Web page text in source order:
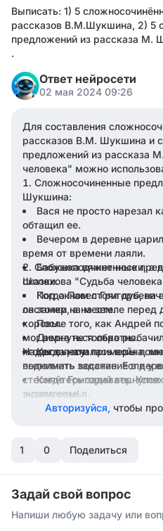
Выписать: 1) 5
рассказов В.М.Шукшина, 2) 5
предложений из рассказа М.
.
Ответ нейросети
02 мая 2024 09:26
Для составления
рассказов В.М. Шукшина и
предложений из рассказа
человека" можно
Сложносочиненные
Шукшина:
Вася не просто нарезал
обтащил ее.
Вечером в деревне
время от времени лаяли.
Бабушка вяжет носки, а
сказки.
Под окном стоял дуб, на
ласточки, а на земле перед
коровы.
Димка не только
ягоды в лесу.
Cложноподчиненные
Шолохова "Судьба
Когда Павел
он замер на месте.
После того, как Андрей
мог вернуться обратно.
Когда началась война,
поднимать восстание в
Когда Григорий
ждала семья.
Пока идет дождь, мы
Надеюсь, эти примеры
выполнить задание. Если у
стесняйтесь задавать.
экзаменам!
Авторизуйся, чтобы
1 0 Поделиться
Задай свой вопрос
Напиши любую задачу или